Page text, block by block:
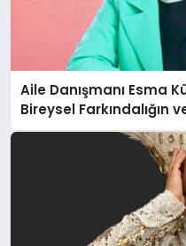
Aile Danışmanı Esma
Bireysel Farkındalığın
Anlatıyor